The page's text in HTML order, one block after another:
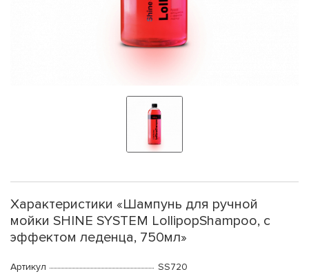
Характеристики «Шампунь для ручной
мойки SHINE SYSTEM LollipopShampoo, с
эффектом леденца, 750мл»
Артикул
SS720